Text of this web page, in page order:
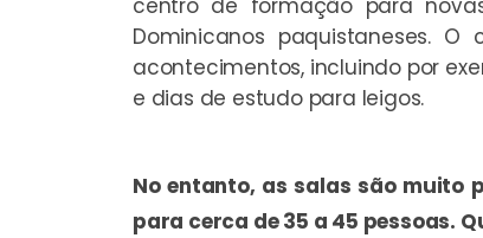
centro de formação para
Dominicanos paquistaneses.
acontecimentos, incluindo por
e dias de estudo para leigos.
No entanto, as salas são muito
para cerca de 35 a 45 pessoas.